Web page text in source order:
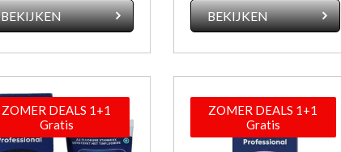
BEKIJKEN BEKIJKEN
ZOMER DEALS 1+1
Gratis
ZOMER DEALS 1+1
Gratis